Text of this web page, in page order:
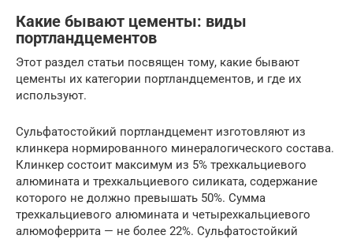
Какие бывают цементы: виды
портландцементов
Этот раздел статьи посвящен тому, какие бывают
цементы их категории портландцементов, и где их
используют.
Сульфатостойкий портландцемент изготовляют из
клинкера нормированного минералогического состава.
Клинкер состоит максимум из 5% трехкальциевого
алюмината и трехкальциевого силиката, содержание
которого не должно превышать 50%. Сумма
трехкальциевого алюмината и четырехкальциевого
алюмоферрита — не более 22%. Сульфатостойкий